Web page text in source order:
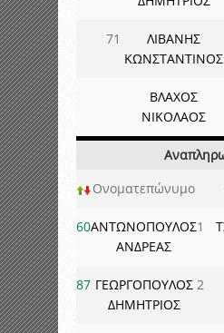
71
ΛΙΒΑΝΗΣ
ΚΩΝΣΤΑΝΤΙΝΟΣ
ΒΛΑΧΟΣ
ΝΙΚΟΛΑΟΣ
Ονοματεπώνυμο
60ΑΝΤΩΝΟΠΟΥΛΟΣ
ΑΝΔΡΕΑΣ
1
87 ΓΕΩΡΓΟΠΟΥΛΟΣ
ΔΗΜΗΤΡΙΟΣ
2